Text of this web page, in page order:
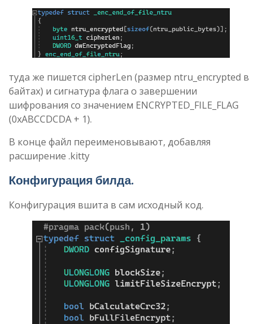
туда же пишется cipherLen (размер ntru_encrypted в
байтах) и сигнатура флага о завершении
шифрования со значением ENCRYPTED_FILE_FLAG
(0xABCCDCDA + 1).
В конце файл переименовывают, добавляя
расширение .kitty
Конфигурация билда.
Конфигурация вшита в сам исходный код.